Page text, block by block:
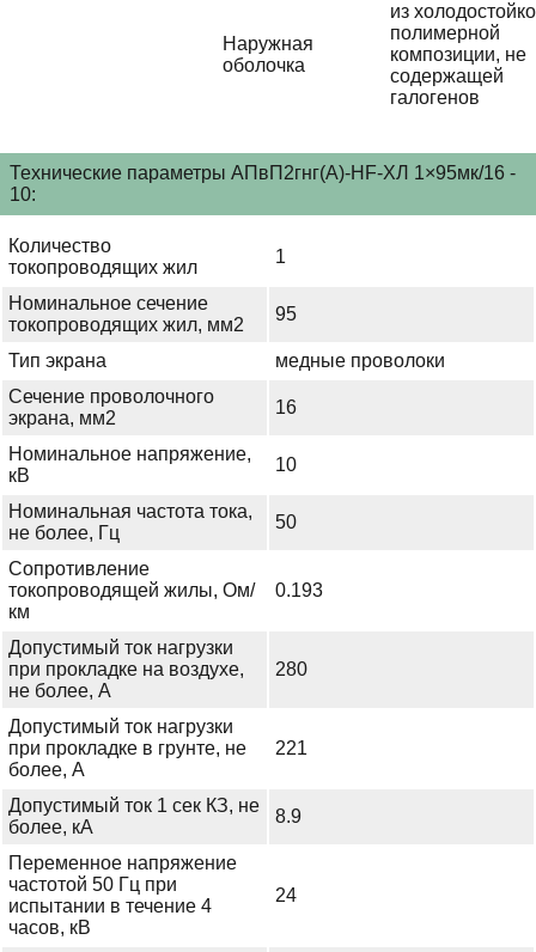
Наружная
оболочка
из
полимерной
композиции, не
содержащей
галогенов
Технические параметры АПвП2гнг(А)-HF-ХЛ 1×95мк/16 -
10:
Количество
токопроводящих жил
1
Номинальное сечение
токопроводящих жил, мм2
95
Тип экрана
медные проволоки
Сечение проволочного
экрана, мм2
16
Номинальное напряжение,
кВ
10
Номинальная частота тока,
не более, Гц
50
Сопротивление
токопроводящей жилы, Ом/
км
0.193
Допустимый ток нагрузки
при прокладке на воздухе,
не более, А
280
Допустимый ток нагрузки
при прокладке в грунте, не
более, А
221
Допустимый ток 1 сек КЗ, не
более, кА
8.9
Переменное напряжение
частотой 50 Гц при
испытании в течение 4
часов, кВ
24